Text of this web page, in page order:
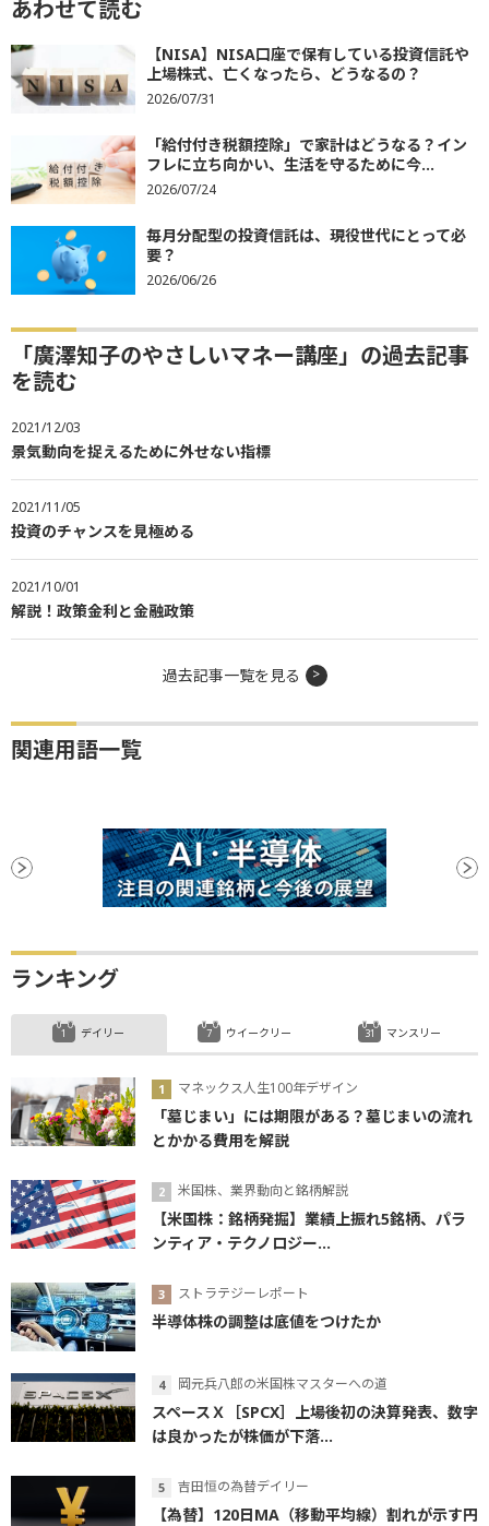
あわせて読む
【NISA】NISA口座で保有している投資信託や
上場株式、亡くなったら、どうなるの？
2026/07/31
「給付付き税額控除」で家計はどうなる？イン
フレに立ち向かい、生活を守るために今...
2026/07/24
毎月分配型の投資信託は、現役世代にとって必
要？
2026/06/26
「廣澤知子のやさしいマネー講座」の過去記事
を読む
2021/12/03
景気動向を捉えるために外せない指標
2021/11/05
投資のチャンスを見極める
2021/10/01
解説！政策金利と金融政策
過去記事一覧を見る
関連用語一覧
ランキング
デイリー
マネックス人生100年デザイン
「墓じまい」には期限がある？墓じまいの流れ
とかかる費用を解説
米国株、業界動向と銘柄解説
【米国株：銘柄発掘】業績上振れ5銘柄、パラ
ンティア・テクノロジー...
ストラテジーレポート
半導体株の調整は底値をつけたか
岡元兵八郎の米国株マスターへの道
スペースＸ［SPCX］上場後初の決算発表、数字
は良かったが株価が下落...
吉田恒の為替デイリー
【為替】120日MA（移動平均線）割れが示す円
ウイークリー マンスリー